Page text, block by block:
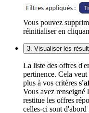
Vous pouvez
réinitialiser en
3. Visualiser les
La liste des offres
pertinence. Cela
plus à vos critères
Vous avez
restitue les offres
celles-ci sont